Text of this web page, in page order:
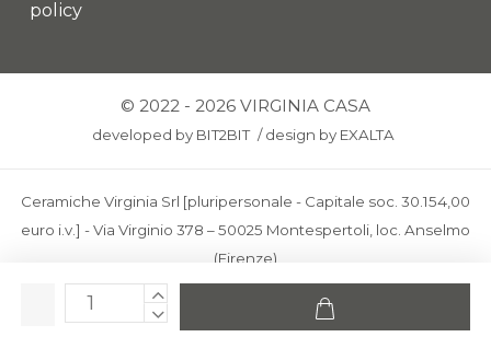
policy
© 2022 - 2026 VIRGINIA CASA
developed by BIT2BIT /design by EXALTA
Ceramiche Virginia Srl [pluripersonale - Capitale soc. 30.154,00
euro i.v.] - Via Virginio 378 – 50025 Montespertoli, loc. Anselmo
(Firenze)
C.F. e P.IVA: IT00436100481 - REA: FI-227733 - PEC:
ceramichevirginia@pec.it